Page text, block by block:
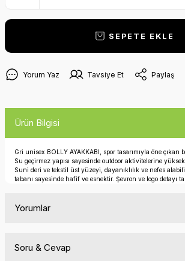
SEPETE EKLE
Yorum Yaz Tavsiye Et Paylaş
Ürün Bilgisi
Gri unisex BOLLY AYAKKABI, spor tasarımıyla öne çıkan
Su geçirmez yapısı sayesinde outdoor aktivitelerine
Suni deri ve tekstil üst yüzeyi, dayanıklılık ve nefes
tabanı sayesinde hafif ve esnektir. Şevron ve logo detayı
Yorumlar
Soru & Cevap